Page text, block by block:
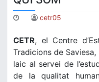
cetr05
CETR, el Centre
Tradicions de Saviesa,
laic al servei de
de la qualitat